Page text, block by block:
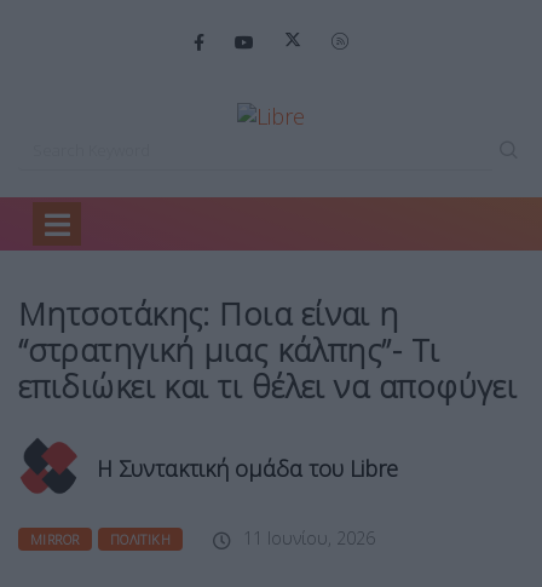
Home
Μητσοτάκης: Ποια είναι η
“στρατηγική μιας κάλπης”- Τι
επιδιώκει και τι θέλει να αποφύγει
Η Συντακτική ομάδα του Libre
MIRROR ΠΟΛΙΤΙΚΉ 11 Ιουνίου, 2026